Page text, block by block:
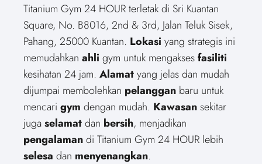
Titanium Gym 24 HOUR terletak di Sri Kuantan
Square, No. B8016, 2nd & 3rd, Jalan Teluk Sisek,
Pahang, 25000 Kuantan. Lokasi yang strategis ini
memudahkan ahli gym untuk mengaksesfasiliti
kesihatan 24 jam. Alamatyang jelas dan mudah
dijumpai membolehkan pelanggan baru untuk
mencari gym dengan mudah. Kawasansekitar
jugaselamatdan bersih, menjadikan
pengalamandi Titanium Gym 24 HOUR lebih
selesa dan menyenangkan.